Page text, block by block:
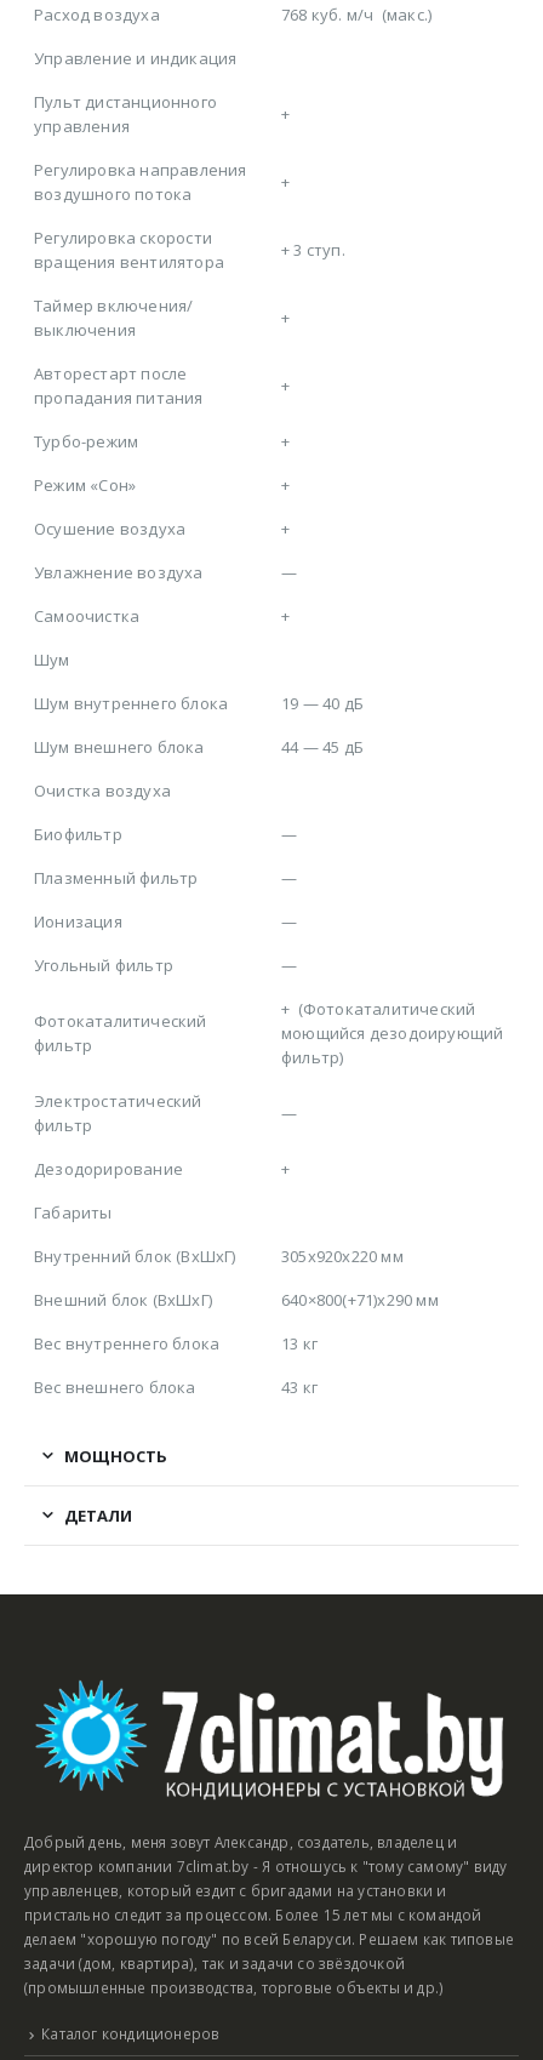
Расход воздуха 768 куб. м/ч (макс.)
Управление и индикация
Пульт дистанционного
управления
+
Регулировка направления
воздушного потока
+
Регулировка скорости
вращения вентилятора
+3 ступ.
Таймер включения/
выключения
+
Авторестарт после
пропадания питания
+
Турбо-режим
+
Режим «Сон»
+
Осушение воздуха
+
Увлажнение воздуха
—
Самоочистка
+
Шум
Шум внутреннего блока
19 — 40 дБ
Шум внешнего блока
44 — 45 дБ
Очистка воздуха
Биофильтр
—
Плазменный фильтр
—
Ионизация
—
Угольный фильтр
—
Фотокаталитический
фильтр
+ (Фотокаталитический
моющийся дезодоирующий
фильтр)
Электростатический
фильтр
—
Дезодорирование
+
Габариты
Внутренний блок (ВхШхГ)
305x920x220 мм
Внешний блок (ВхШхГ)
640×800(+71)x290 мм
Вес внутреннего блока
13 кг
Вес внешнего блока
43 кг
МОЩНОСТЬ
ДЕТАЛИ
Добрый день, меня зовут Александр, создатель, владелец и
директор компании 7climat.by - Я отношусь к "тому самому" виду
управленцев, который ездит с бригадами на установки и
пристально следит за процессом. Более 15 лет мы с командой
делаем "хорошую погоду" по всей Беларуси. Решаем как типовые
задачи (дом, квартира), так и задачи со звёздочкой
(промышленные производства, торговые объекты и др.)
Каталог кондиционеров